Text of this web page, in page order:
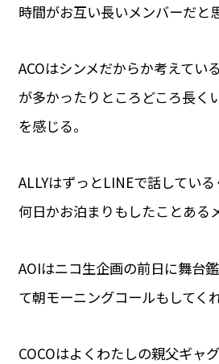
時間がお互い長いメンバーだと
ACOはシンメだからか考えてい
が多かったりところどころ長く
を感じる。
ALLYはずっとLINEで話している
何日かお泊まりもしたことある
AOIはニコ生企画の前日に舞台
て朝モーニングコールもしてく
COCOはよくわたしの親父ギャ